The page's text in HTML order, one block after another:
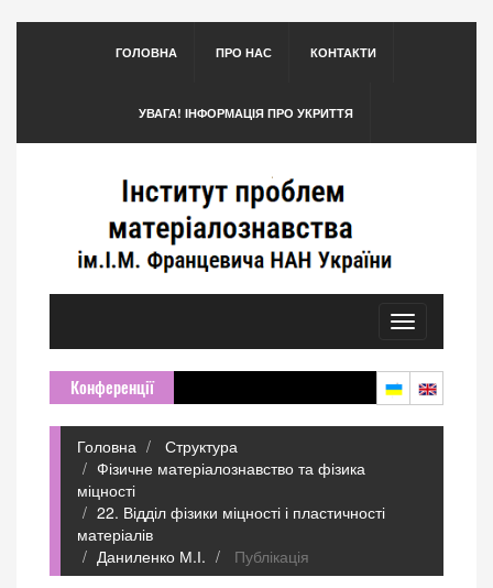
ГОЛОВНА ПРО НАС КОНТАКТИ
УВАГА! ІНФОРМАЦІЯ ПРО УКРИТТЯ
Toggle
navigation
Конференції
Головна
Структура
Фізичне матеріалознавство та фізика
міцності
22. Відділ фізики міцності і пластичності
матеріалів
Даниленко М.І.
Публікація